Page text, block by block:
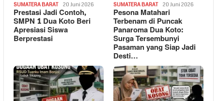
SUMATERA BARAT 20 Juni 2026
Prestasi Jadi Contoh,
SMPN 1 Dua Koto Beri
Apresiasi Siswa
Berprestasi
SUMATERA BARAT 20 Juni 2026
Pesona Matahari
Terbenam di Puncak
Panaroma Dua Koto:
Surga Tersembunyi
Pasaman yang Siap Jadi
Desti…